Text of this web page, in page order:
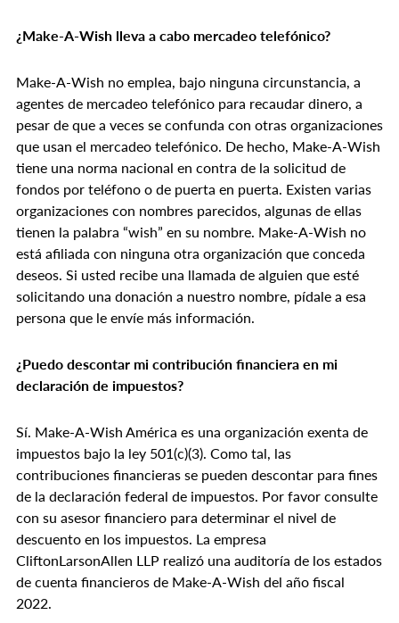
¿Make-A-Wish lleva a cabo mercadeo telefónico?
Make-A-Wish no emplea, bajo ninguna circunstancia, a
agentes de mercadeo telefónico para recaudar dinero, a
pesar de que a veces se confunda con otras organizaciones
que usan el mercadeo telefónico. De hecho, Make-A-Wish
tiene una norma nacional en contra de la solicitud de
fondos por teléfono o de puerta en puerta. Existen varias
organizaciones con nombres parecidos, algunas de ellas
tienen la palabra “wish” en su nombre. Make-A-Wish no
está afiliada con ninguna otra organización que conceda
deseos. Si usted recibe una llamada de alguien que esté
solicitando una donación a nuestro nombre, pídale a esa
persona que le envíe más información.
¿Puedo descontar mi contribución financiera en mi
declaración de impuestos?
Sí. Make-A-Wish América es una organización exenta de
impuestos bajo la ley 501(c)(3). Como tal, las
contribuciones financieras se pueden descontar para fines
de la declaración federal de impuestos. Por favor consulte
con su asesor financiero para determinar el nivel de
descuento en los impuestos. La empresa
CliftonLarsonAllen LLP realizó una auditoría de los estados
de cuenta financieros de Make-A-Wish del año fiscal
2022.